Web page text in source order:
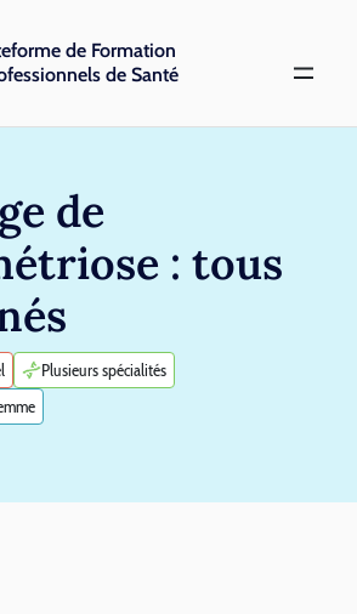
de Formation
de Santé
de
: tous
Plusieurs spécialités